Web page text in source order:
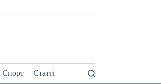
Спорт Статті